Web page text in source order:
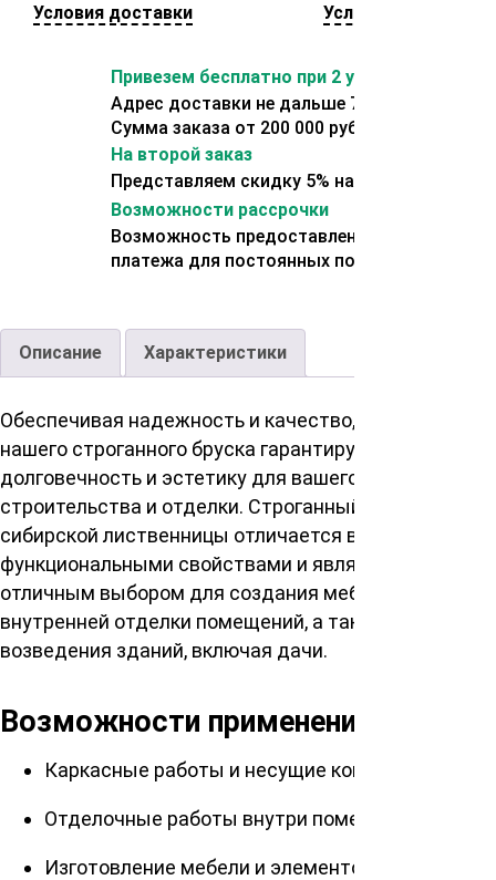
Условия доставки Условия оплаты
Привезем бесплатно при 2 условиях:
Адрес доставки не дальше 70 км от склада.
Сумма заказа от 200 000 рублей.
На второй заказ
Представляем скидку 5% на второй заказ
Возможности рассрочки
Возможность предоставления отсрочки
платежа для постоянных покупателей.
Описание Характеристики
Обеспечивая надежность и качество, сорт Экстра
нашего строганного бруска гарантирует
долговечность и эстетику для вашего
строительства и отделки. Строганный брусок из
сибирской лиственницы отличается высокими
функциональными свойствами и является
отличным выбором для создания мебели,
внутренней отделки помещений, а также для
возведения зданий, включая дачи.
Возможности применения
Каркасные работы и несущие конструкции
Отделочные работы внутри помещений
Изготовление мебели и элементов интерьера